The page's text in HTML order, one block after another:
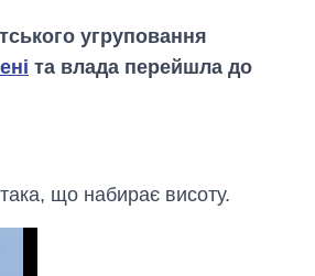
угруповання
та влада перейшла до
що набирає висоту.